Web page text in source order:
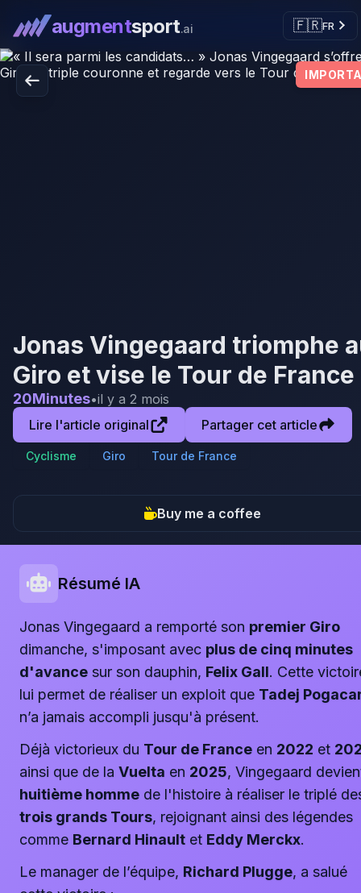
augmentsport.ai 🇫🇷FR
Jonas Vingegaard triomphe
Giro et vise le Tour de France
20Minutes•il y a 2 mois
Lire l'article original
Partager cet article
Cyclisme Giro Tour de France
Buy me a coffee
Résumé IA
Jonas Vingegaard a remporté son premier Giro
dimanche, s'imposant avec plus de cinq minutes
d'avance sur son dauphin, Felix Gall. Cette
lui permet de réaliser un exploit que Tadej
n’a jamais accompli jusqu'à présent.
Déjà victorieux du Tour de France en 2022 et
ainsi que de la Vuelta en 2025, Vingegaard
huitième homme de l'histoire à réaliser le triplé
trois grands Tours, rejoignant ainsi des légendes
comme Bernard Hinault et Eddy Merckx.
Le manager de l’équipe, Richard Plugge, a salué